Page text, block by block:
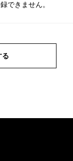
できません。
る